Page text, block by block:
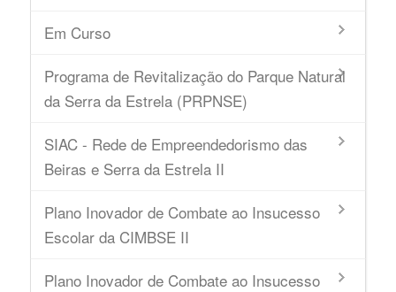
Em Curso
Programa de Revitalização do Parque Natural
da Serra da Estrela (PRPNSE)
SIAC - Rede de Empreendedorismo das
Beiras e Serra da Estrela II
Plano Inovador de Combate ao Insucesso
Escolar da CIMBSE II
Plano Inovador de Combate ao Insucesso